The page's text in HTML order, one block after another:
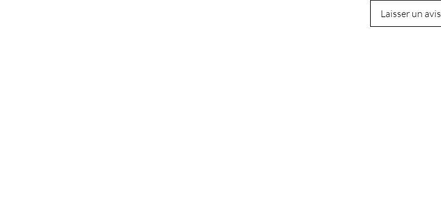
Laisser un avis